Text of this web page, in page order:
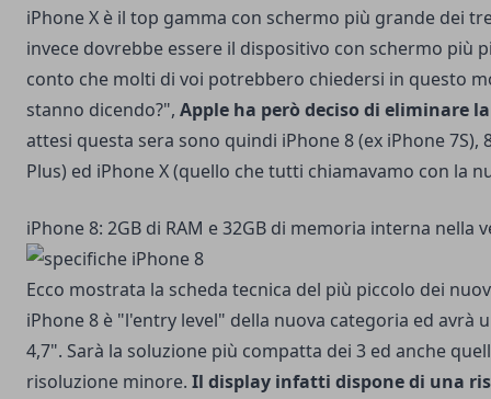
iPhone X è il top gamma con schermo più grande dei
invece dovrebbe essere il dispositivo con schermo più
conto che molti di voi potrebbero chiedersi in questo
stanno dicendo?", Apple ha però deciso di eliminare la
attesi questa sera sono quindi iPhone 8 (ex iPhone 7S),
Plus) ed iPhone X (quello che tutti chiamavamo con la
iPhone 8: 2GB di RAM e 32GB di memoria interna nella
Ecco mostrata la scheda tecnica del più piccolo dei
iPhone 8 è "l'entry level" della nuova categoria ed avrà
4,7". Sarà la soluzione più compatta dei 3 ed anche
risoluzione minore. Il display infatti dispone di una